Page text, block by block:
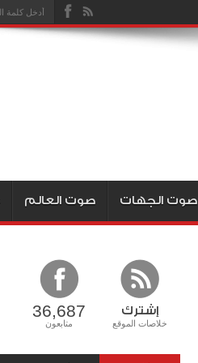
صوت الجهات صوت العالم
إشترك
خلاصات الموقع
36,687
متابعون